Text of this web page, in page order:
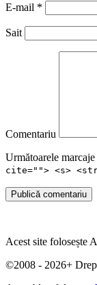
E-mail *
Sait
Comentariu
Următoarele marcaje
cite=""> <s>
Publică comentariu
Acest site folosește
©2008 - 2026+